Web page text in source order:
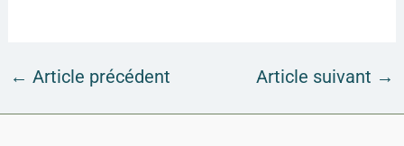
← Article précédent Article suivant →